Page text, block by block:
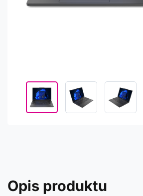
Opis produktu